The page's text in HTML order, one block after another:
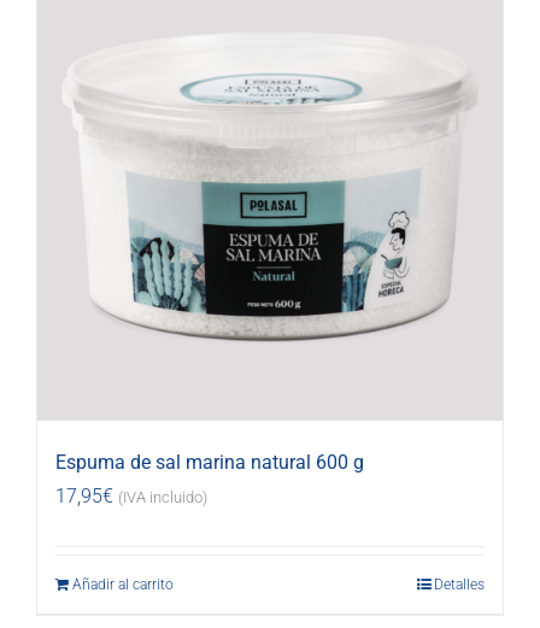
Espuma de sal marina natural 600 g
17,95€ (IVA incluido)
Añadir al carrito Detalles